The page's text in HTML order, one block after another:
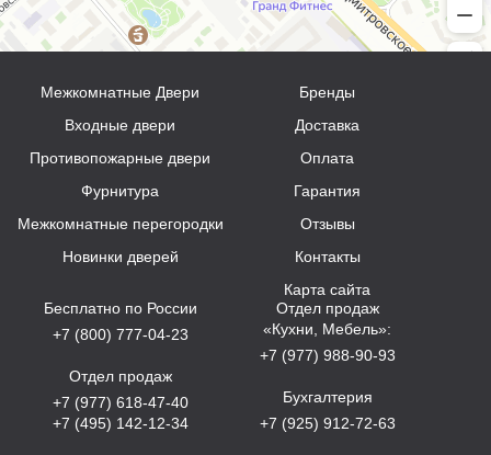
Межкомнатные Двери
Входные двери
Противопожарные двери
Фурнитура
Межкомнатные перегородки
Новинки дверей
Бренды
Доставка
Оплата
Гарантия
Отзывы
Контакты
Карта сайта
Бесплатно по России
+7 (800) 777-04-23
Отдел продаж
+7 (977) 618-47-40
+7 (495) 142-12-34
Отдел продаж
«Кухни, Мебель»:
+7 (977) 988-90-93
Бухгалтерия
+7 (925) 912-72-63